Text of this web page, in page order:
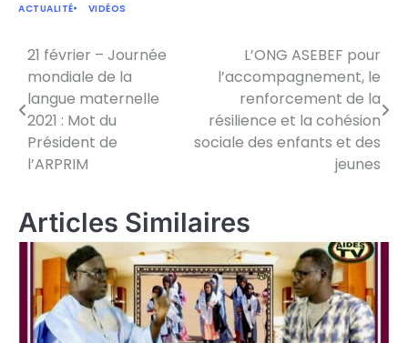
ACTUALITÉ VIDÉOS
Navigation
de
l’article
21 février – Journée
mondiale de la
langue maternelle
2021 : Mot du
Président de
l’ARPRIM
L’ONG ASEBEF pour
l’accompagnement, le
renforcement de la
résilience et la cohésion
sociale des enfants et des
jeunes
Articles Similaires